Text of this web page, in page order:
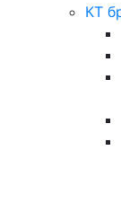
КТ